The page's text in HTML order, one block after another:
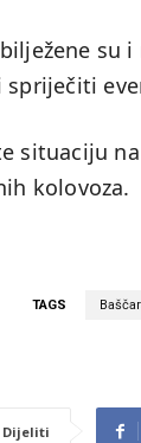
su
spriječiti
situaciju
kolovoza.
TAGS
Dijeliti